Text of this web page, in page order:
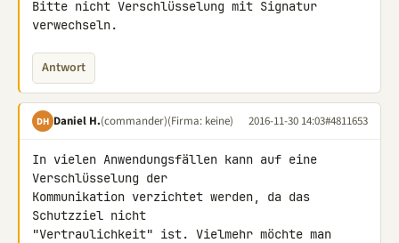
Bitte nicht Verschlüsselung mit Signatur
verwechseln.
Antwort
DH Daniel H.(commander)(Firma: keine) 2016-11-30 14:03#4811653
In vielen Anwendungsfällen kann auf eine
Verschlüsselung der
Kommunikation verzichtet werden, da das
Schutzziel nicht
"Vertraulichkeit" ist. Vielmehr möchte man